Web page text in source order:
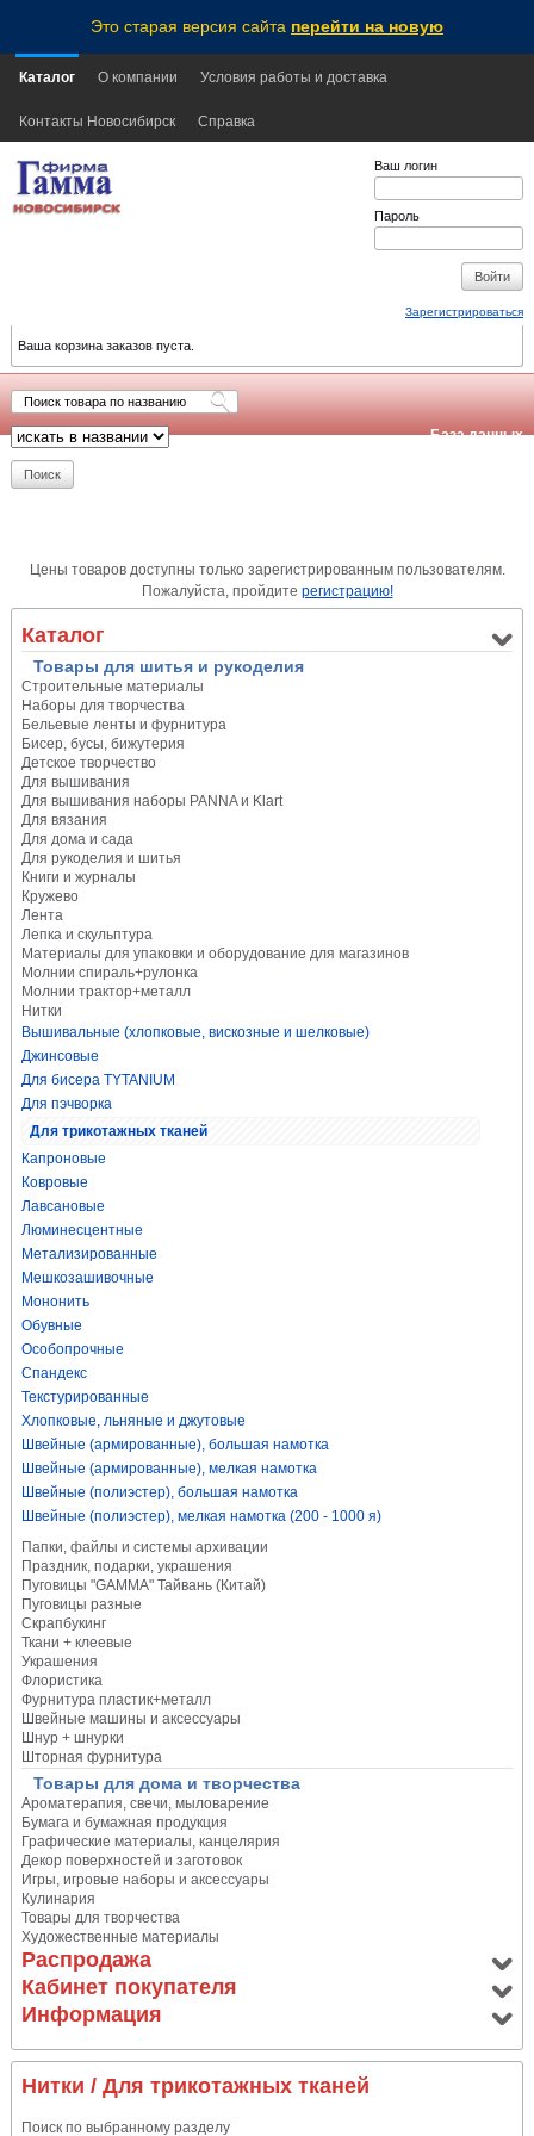
Это старая версия сайта перейти на новую
Каталог О компании Условия работы и доставка
Контакты Новосибирск Справка
Ваш логин
Пароль
Зарегистрироваться
Ваша корзина заказов пуста.
База данных
Цены товаров доступны только зарегистрированным пользователям.
Пожалуйста, пройдите регистрацию!
Каталог
Товары для шитья и рукоделия
Строительные материалы
Наборы для творчества
Бельевые ленты и фурнитура
Бисер, бусы, бижутерия
Детское творчество
Для вышивания
Для вышивания наборы PANNA и Klart
Для вязания
Для дома и сада
Для рукоделия и шитья
Книги и журналы
Кружево
Лента
Лепка и скульптура
Материалы для упаковки и оборудование для магазинов
Молнии спираль+рулонка
Молнии трактор+металл
Нитки
Вышивальные (хлопковые, вискозные и шелковые)
Джинсовые
Для бисера TYTANIUM
Для пэчворка
Для трикотажных тканей
Капроновые
Ковровые
Лавсановые
Люминесцентные
Метализированные
Мешкозашивочные
Мононить
Обувные
Особопрочные
Спандекс
Текстурированные
Хлопковые, льняные и джутовые
Швейные (армированные), большая намотка
Швейные (армированные), мелкая намотка
Швейные (полиэстер), большая намотка
Швейные (полиэстер), мелкая намотка (200 - 1000 я)
Папки, файлы и системы архивации
Праздник, подарки, украшения
Пуговицы "GAMMA" Тайвань (Китай)
Пуговицы разные
Скрапбукинг
Ткани + клеевые
Украшения
Флористика
Фурнитура пластик+металл
Швейные машины и аксессуары
Шнур + шнурки
Шторная фурнитура
Товары для дома и творчества
Ароматерапия, свечи, мыловарение
Бумага и бумажная продукция
Графические материалы, канцелярия
Декор поверхностей и заготовок
Игры, игровые наборы и аксессуары
Кулинария
Товары для творчества
Художественные материалы
Распродажа
Кабинет покупателя
Информация
Нитки / Для трикотажных тканей
Поиск по выбранному разделу